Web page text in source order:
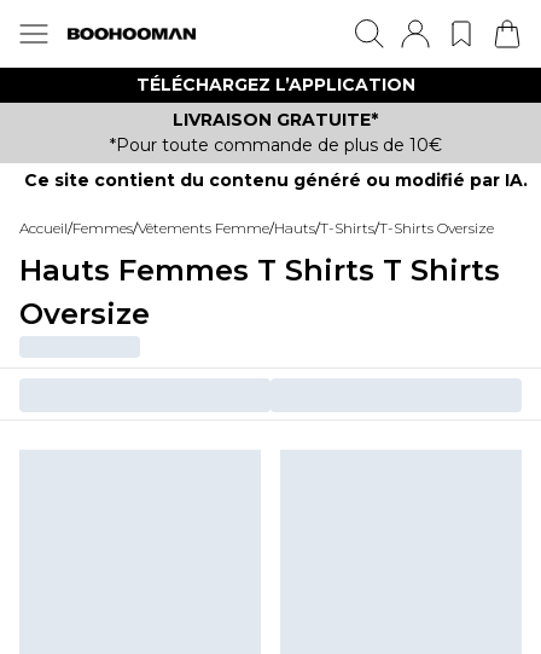
TÉLÉCHARGEZ L’APPLICATION
LIVRAISON GRATUITE*
*Pour toute commande de plus de 10€
Ce site contient du contenu généré ou modifié par IA.
Accueil/Femmes/Vêtements Femme/Hauts/T-Shirts/T-Shirts Oversize
Hauts Femmes T Shirts T Shirts
Oversize